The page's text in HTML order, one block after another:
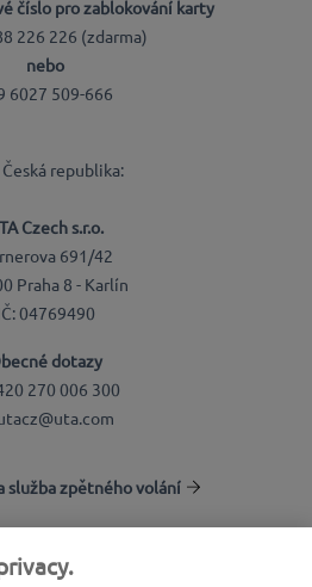
číslo pro zablokování karty
226 226 (zdarma)
nebo
6027 509-666
Česká republika:
Czech s.r.o.
691/42
Praha 8 - Karlín
04769490
dotazy
270 006 300
služba zpětného volání
stanic